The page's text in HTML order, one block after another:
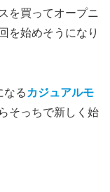
を買ってオープニ
を始めそうになり
なる カジュアルモ
そっちで新しく始